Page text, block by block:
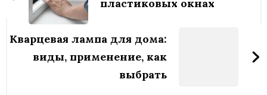
записям
пластиковых окнах
Кварцевая лампа для дома:
виды, применение, как
выбрать